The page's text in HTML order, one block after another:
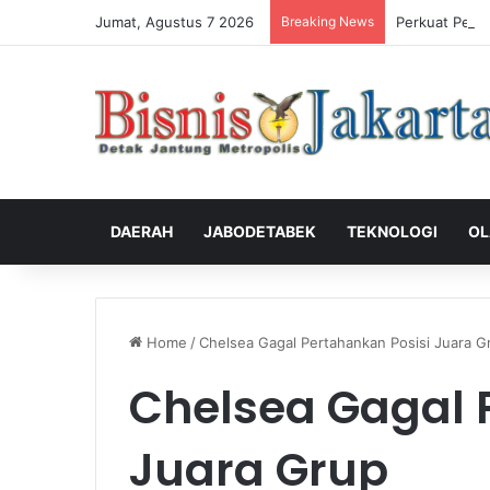
Jumat, Agustus 7 2026 Breaking News Perkuat
DAERAH JABODETABEK TEKNOLOGI
Home /Chelsea Gagal Pertahankan Posisi Juara
Chelsea Gagal
Juara Grup